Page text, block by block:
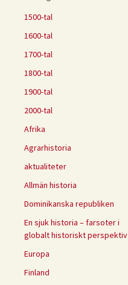
1500-tal
1600-tal
1700-tal
1800-tal
1900-tal
2000-tal
Afrika
Agrarhistoria
aktualiteter
Allmän historia
Dominikanska republiken
En sjuk historia – farsoter i
globalt historiskt perspektiv
Europa
Finland